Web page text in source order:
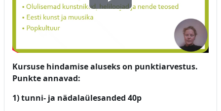
Esita
Kursuse hindamise aluseks on punktiarvestus.
Punkte annavad:
1) tunni- ja nädalaülesanded 40p